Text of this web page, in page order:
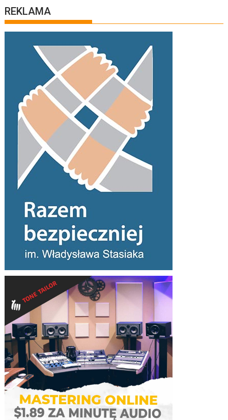
REKLAMA